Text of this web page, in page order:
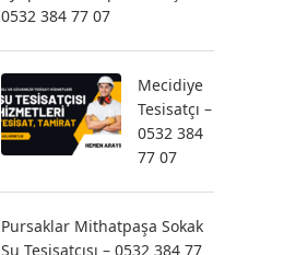
0532 384 77 07
Mecidiye
Tesisatçı –
0532 384
77 07
Pursaklar Mithatpaşa Sokak
Su Tesisatçısı – 0532 384 77